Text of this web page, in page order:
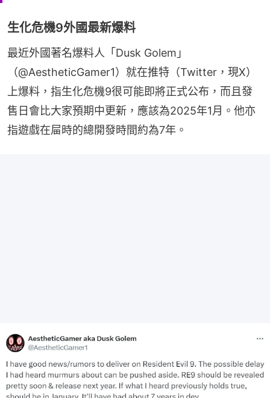
生化危機9外國最新爆料
最近外國著名爆料人「Dusk Golem」
（@AestheticGamer1）就在推特（Twitter，現X）
上爆料，指生化危機9很可能即將正式公布，而且發
售日會比大家預期中更新，應該為2025年1月。他亦
指遊戲在屇時的總開發時間約為7年。